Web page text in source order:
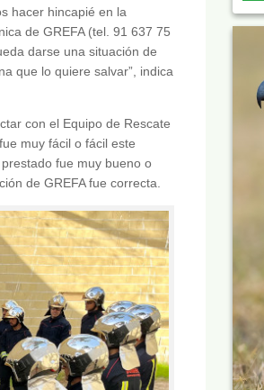
hacer hincapié en la
de GREFA (tel. 91 637 75
darse una situación de
que lo quiere salvar”, indica
con el Equipo de Rescate
muy fácil o fácil este
fue muy bueno o
de GREFA fue correcta.